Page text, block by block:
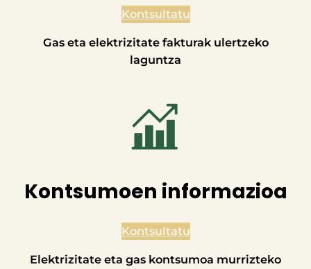
Kontsultatu
Gas eta elektrizitate fakturak ulertzeko
laguntza
Kontsumoen informazioa
Kontsultatu
Elektrizitate eta gas kontsumoa murrizteko